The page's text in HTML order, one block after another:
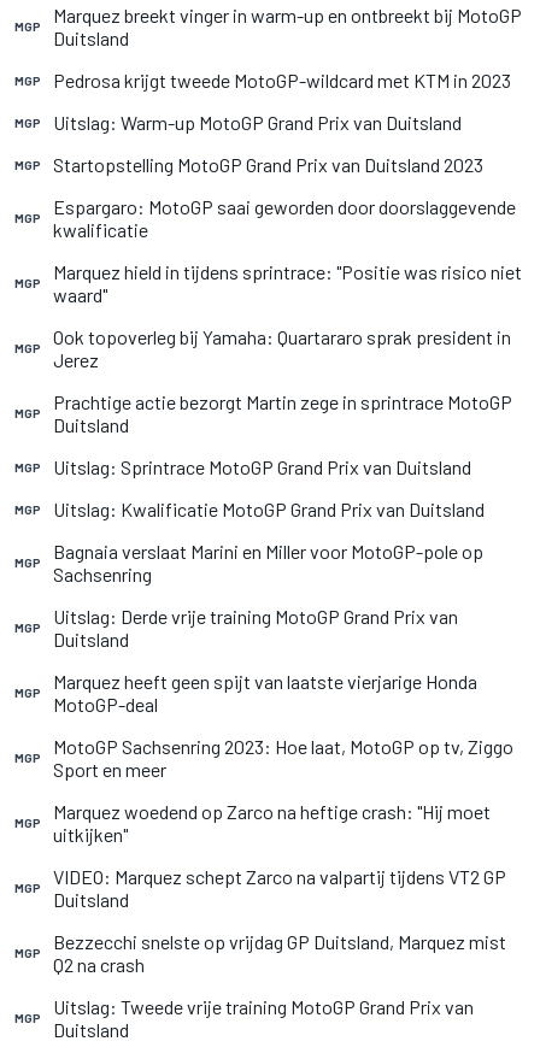
MGP
Marquez breekt vinger in warm-up en ontbreekt bij MotoGP
Duitsland
MGP Pedrosa krijgt tweede MotoGP-wildcard met KTM in 2023
MGP Uitslag: Warm-up MotoGP Grand Prix van Duitsland
MGP Startopstelling MotoGP Grand Prix van Duitsland 2023
MGP
Espargaro: MotoGP saai geworden door doorslaggevende
kwalificatie
MGP
Marquez hield in tijdens sprintrace: "Positie was risico niet
waard"
MGP
Ook topoverleg bij Yamaha: Quartararo sprak president in
Jerez
MGP
Prachtige actie bezorgt Martin zege in sprintrace MotoGP
Duitsland
MGP Uitslag: Sprintrace MotoGP Grand Prix van Duitsland
MGP Uitslag: Kwalificatie MotoGP Grand Prix van Duitsland
MGP
Bagnaia verslaat Marini en Miller voor MotoGP-pole op
Sachsenring
MGP
Uitslag: Derde vrije training MotoGP Grand Prix van
Duitsland
MGP
Marquez heeft geen spijt van laatste vierjarige Honda
MotoGP-deal
MGP
MotoGP Sachsenring 2023: Hoe laat, MotoGP op tv, Ziggo
Sport en meer
MGP
Marquez woedend op Zarco na heftige crash: "Hij moet
uitkijken"
MGP
VIDEO: Marquez schept Zarco na valpartij tijdens VT2 GP
Duitsland
MGP
Bezzecchi snelste op vrijdag GP Duitsland, Marquez mist
Q2 na crash
MGP
Uitslag: Tweede vrije training MotoGP Grand Prix van
Duitsland